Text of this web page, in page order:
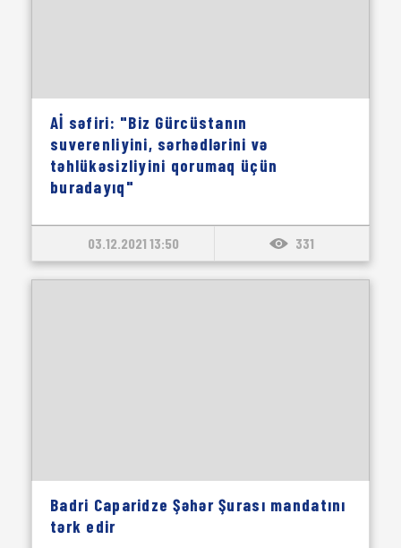
Aİ səfiri: "Biz Gürcüstanın
suverenliyini, sərhədlərini və
təhlükəsizliyini qorumaq üçün
buradayıq"
03.12.2021 13:50 331
Badri Caparidze Şəhər Şurası mandatını
tərk edir